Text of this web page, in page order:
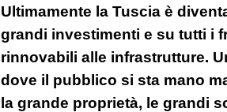
Ultimamente la Tuscia è
grandi investimenti e su tutti i
rinnovabili alle infrastrutture.
dove il pubblico si sta mano
la grande proprietà, le grandi